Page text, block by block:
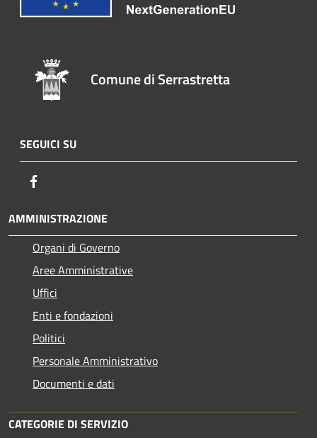
Comune di Serrastretta
SEGUICI SU
AMMINISTRAZIONE
Organi di Governo
Aree Amministrative
Uffici
Enti e fondazioni
Politici
Personale Amministrativo
Documenti e dati
CATEGORIE DI SERVIZIO